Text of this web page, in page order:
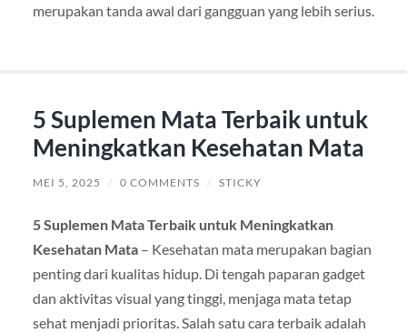
merupakan tanda awal dari gangguan yang lebih serius.
5 Suplemen Mata Terbaik untuk
Meningkatkan Kesehatan Mata
MEI 5, 2025 / 0 COMMENTS / STICKY
5 Suplemen Mata Terbaik untuk Meningkatkan
Kesehatan Mata– Kesehatan mata merupakan bagian
penting dari kualitas hidup. Di tengah paparan gadget
dan aktivitas visual yang tinggi, menjaga mata tetap
sehat menjadi prioritas. Salah satu cara terbaik adalah